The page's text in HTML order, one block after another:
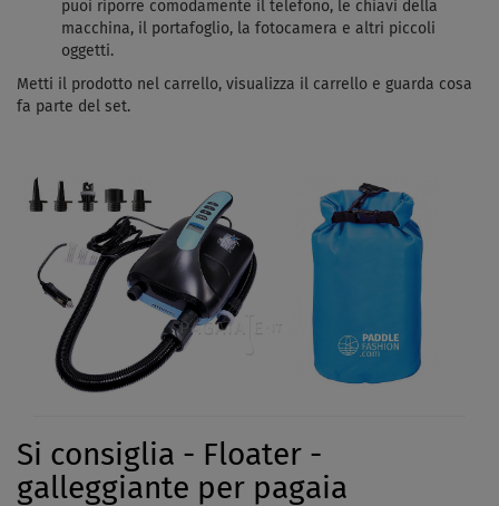
puoi riporre comodamente il telefono, le chiavi della
macchina, il portafoglio, la fotocamera e altri piccoli
oggetti.
Metti il ​​prodotto nel carrello, visualizza il carrello e guarda cosa
fa parte del set.
Si consiglia - Floater -
galleggiante per pagaia